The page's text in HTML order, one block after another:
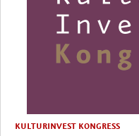
KULTURINVEST KONGRESS